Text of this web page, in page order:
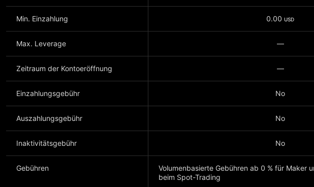
Min. Einzahlung 0.00 USD
Max. Leverage —
Zeitraum der Kontoeröffnung —
Einzahlungsgebühr No
Auszahlungsgebühr No
Inaktivitätsgebühr No
Gebühren
Volumenbasierte Gebühren ab 0 % für Maker
beim Spot-Trading